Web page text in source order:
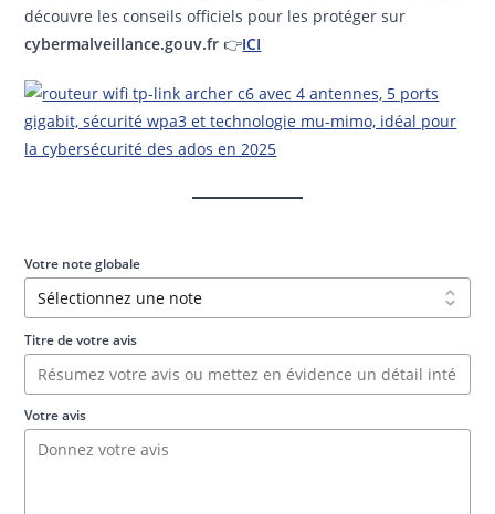
découvre les conseils officiels pour les protéger sur
cybermalveillance.gouv.fr 👉ICI
Votre note globale
Titre de votre avis
Votre avis